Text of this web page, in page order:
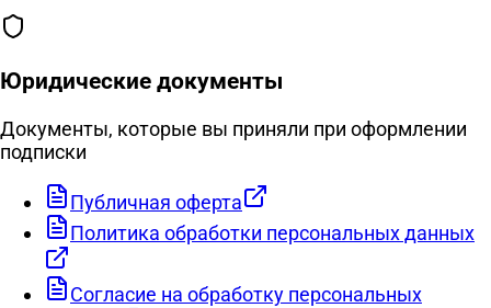
Юридические документы
Документы, которые вы приняли при оформлении
подписки
Публичная оферта
Политика обработки персональных данных
Согласие на обработку персональных